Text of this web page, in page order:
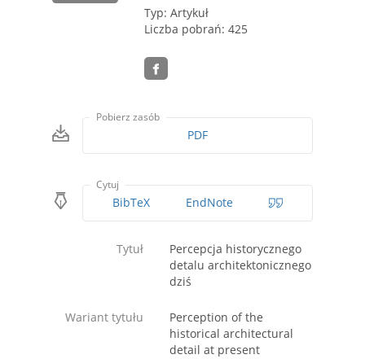
Typ: Artykuł
Liczba pobrań: 425
Pobierz zasób
PDF
Cytuj
BibTeX EndNote
Tytuł
Percepcja historycznego
detalu architektonicznego
dziś
Wariant tytułu
Perception of the
historical architectural
detail at present